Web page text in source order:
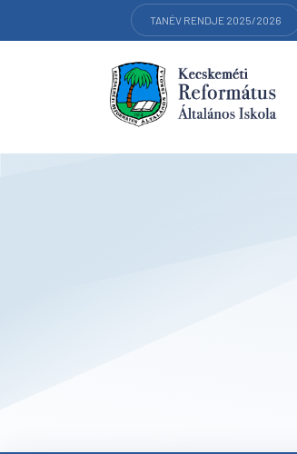
TANÉV RENDJE 2025/2026